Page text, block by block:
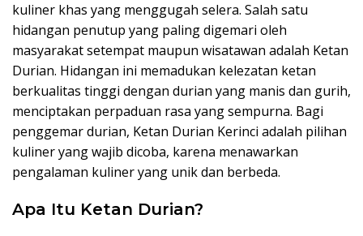
kuliner khas yang menggugah selera. Salah satu
hidangan penutup yang paling digemari oleh
masyarakat setempat maupun wisatawan adalah Ketan
Durian. Hidangan ini memadukan kelezatan ketan
berkualitas tinggi dengan durian yang manis dan gurih,
menciptakan perpaduan rasa yang sempurna. Bagi
penggemar durian, Ketan Durian Kerinci adalah pilihan
kuliner yang wajib dicoba, karena menawarkan
pengalaman kuliner yang unik dan berbeda.
Apa Itu Ketan Durian?